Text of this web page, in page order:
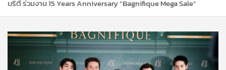
บริตี้ ร่วมงาน 15 Years Anniversary “Bagnifique Mega Sale”